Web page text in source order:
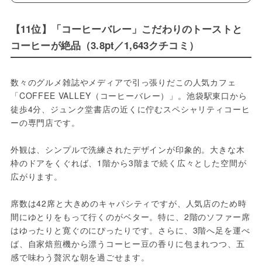
【11位】「コーヒーバレー」こだわりのトーストと
コーヒーが絶品（3.8pt／1,643クチコミ）
数々のグルメ雑誌やメディアで引っ張りだこの人気カフェ
「COFFEE VALLEY（コーヒーバレー）」。池袋駅東口から
徒歩4分、ジュンク堂書店の近くに佇むスペシャリティコーヒ
ーの専門店です。
外観は、シンプルで洗練されたデザインが印象的。大きな木
枠のドアをくぐれば、1階から3階まで続く広々とした空間が
広がります。
席数は42席と大きめのキャパシティですが、人気店のため時
間にゆとりをもって行くのがベター。特に、2階のソファー席
はゆったりと寛ぐのにぴったりです。さらに、3階へ足を運べ
ば、自家焙煎機から漂うコーヒー豆の香りに包まれつつ、五
感で味わう贅沢な朝を過ごせます。